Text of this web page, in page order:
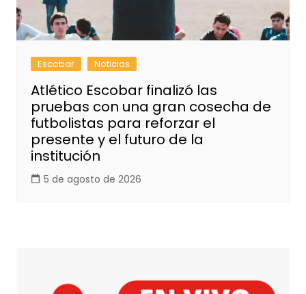
Escobar Noticias
Atlético Escobar finalizó las
pruebas con una gran cosecha de
futbolistas para reforzar el
presente y el futuro de la
institución
5 de agosto de 2026